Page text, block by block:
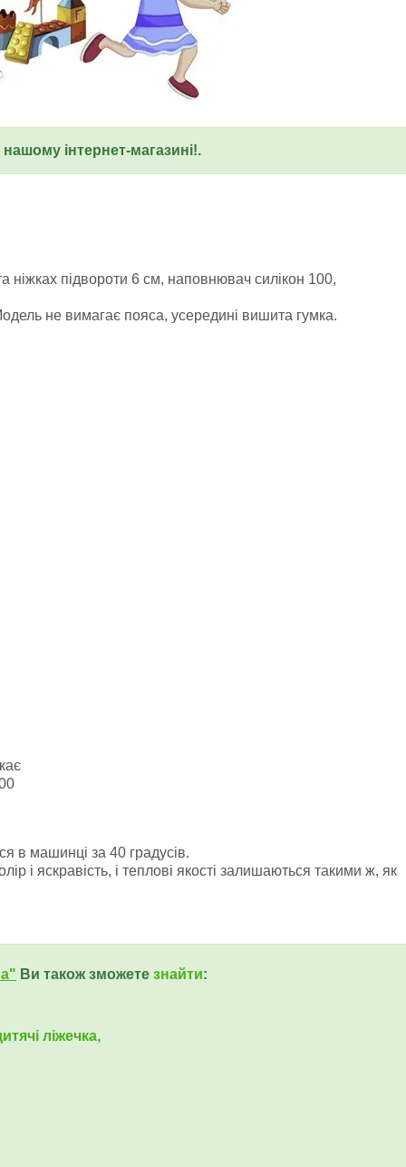
нашому інтернет-магазині!.
ніжках підвороти 6 см, наповнювач силікон 100,
не вимагає пояса, усередині вишита гумка.
в машинці за 40 градусів.
і яскравість, і теплові якості залишаються такими ж, як
Ви також зможете знайти:
ліжечка,